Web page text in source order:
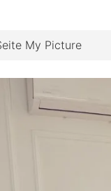
My Picture